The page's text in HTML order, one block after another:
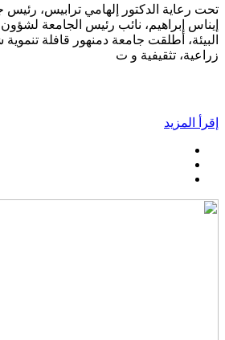
تحت رعاية الدكتور إلهامي ترابيس، رئيس
إيناس إبراهيم، نائب رئيس الجامعة
البيئة، أطلقت جامعة دمنهور قافلة
زراعية، تثقيفية و ت
إقرأ المزيد